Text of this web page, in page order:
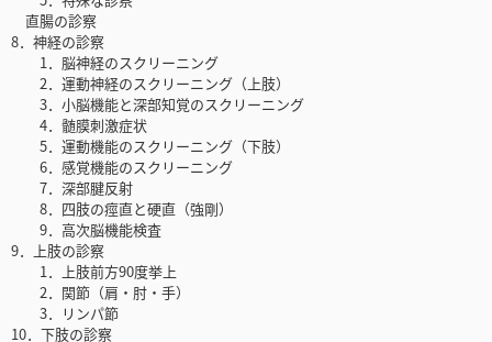
直腸の診察
8．神経の診察
1．脳神経のスクリーニング
2．運動神経のスクリーニング（上肢）
3．小脳機能と深部知覚のスクリーニング
4．髄膜刺激症状
5．運動機能のスクリーニング（下肢）
6．感覚機能のスクリーニング
7．深部腱反射
8．四肢の痙直と硬直（強剛）
9．高次脳機能検査
9．上肢の診察
1．上肢前方90度挙上
2．関節（肩・肘・手）
3．リンパ節
10．下肢の診察